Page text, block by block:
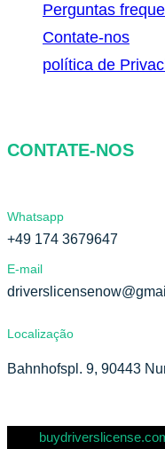
Perguntas
Contate-nos
política de
CONTATE-NOS
Whatsapp
+49 174 3679647
E-mail
Localização
Bahnhofspl. 9, 90443